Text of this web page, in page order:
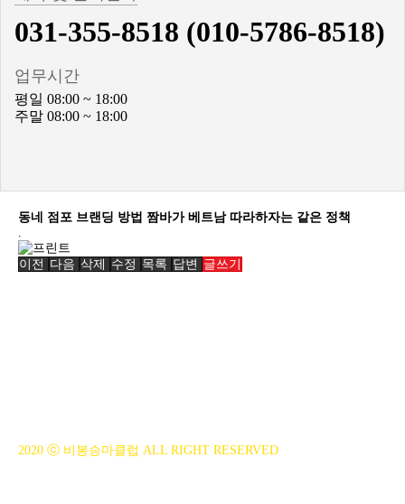
031-355-8518 (010-5786-8518)
업무시간
평일 08:00 ~ 18:00
주말 08:00 ~ 18:00
동네 점포 브랜딩 방법 짬바가 베트남 따라하자는 같은 정책
.
이전 다음 삭제 수정 목록 답변 글쓰기
2020 ⓒ 비봉승마클럽 ALL RIGHT RESERVED